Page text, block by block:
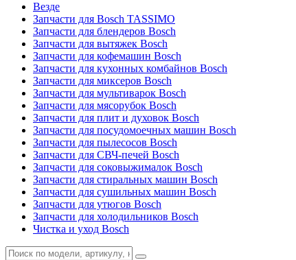
Везде
Запчасти для Bosch TASSIMO
Запчасти для блендеров Bosch
Запчасти для вытяжек Bosch
Запчасти для кофемашин Bosch
Запчасти для кухонных комбайнов Bosch
Запчасти для миксеров Bosch
Запчасти для мультиварок Bosch
Запчасти для мясорубок Bosch
Запчасти для плит и духовок Bosch
Запчасти для посудомоечных машин Bosch
Запчасти для пылесосов Bosch
Запчасти для СВЧ-печей Bosch
Запчасти для соковыжималок Bosch
Запчасти для стиральных машин Bosch
Запчасти для сушильных машин Bosch
Запчасти для утюгов Bosch
Запчасти для холодильников Bosch
Чистка и уход Bosch